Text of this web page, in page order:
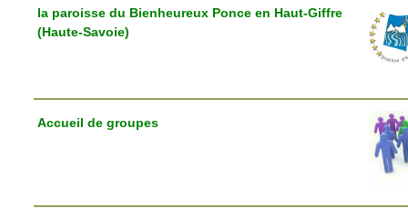
la paroisse du Bienheureux Ponce en Haut-Giffre
(Haute-Savoie)
Accueil de groupes